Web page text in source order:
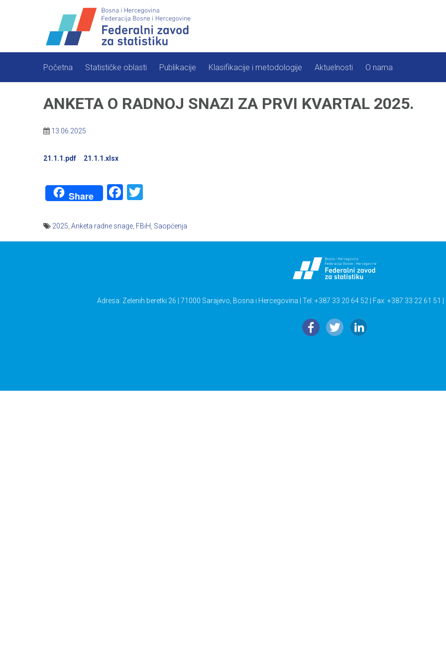
Početna Statističke oblasti Publikacije Klasifikacije i metodologije Aktuelnosti O nama
ANKETA O RADNOJ SNAZI ZA PRVI KVARTAL 2025.
13.06.2025
21.1.1.pdf 21.1.1.xlsx
Share Facebook
2025 Anketa radne snage FBiH Saopćenja
Adresa: Zelenih beretki 26 | 71000 Sarajevo, Bosna i Hercegovina | Tel: +387 33 20 64 52 | Fax: +387 33 22 61 51 |